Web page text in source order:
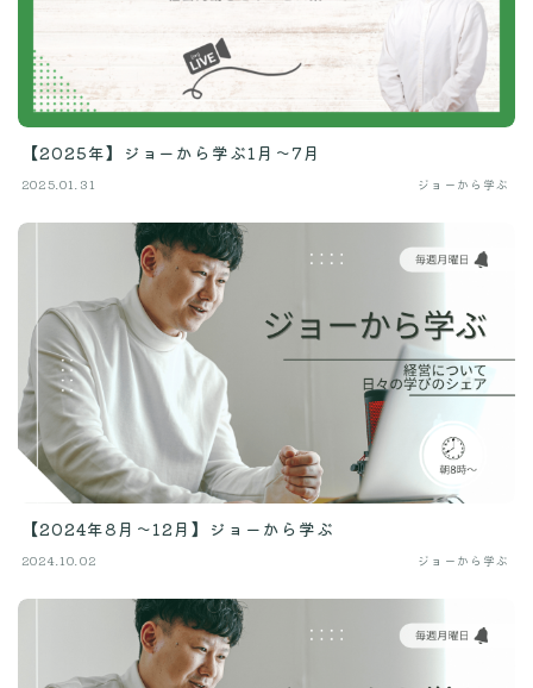
【2025年】ジョーから学ぶ1月〜7月
2025.01.31 ジョーから学ぶ
【2024年8月〜12月】ジョーから学ぶ
2024.10.02 ジョーから学ぶ